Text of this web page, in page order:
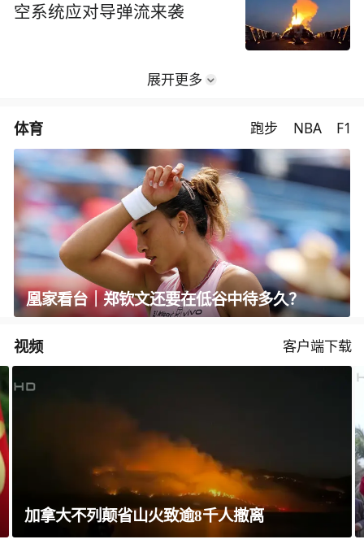
空系统应对导弹流来袭
展开更多
体育 跑步 NBA F1
凰家看台｜郑钦文还要在低谷中待多久？
视频 客户端下载
火致逾8千人撤离 巴西将与阿根廷